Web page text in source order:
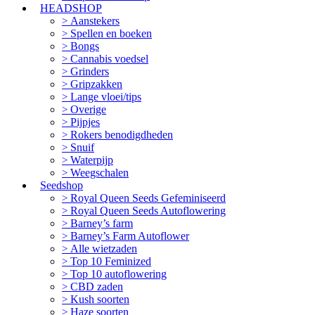
HEADSHOP
Aanstekers
Spellen en boeken
Bongs
Cannabis voedsel
Grinders
Gripzakken
Lange vloei/tips
Overige
Pijpjes
Rokers benodigdheden
Snuif
Waterpijp
Weegschalen
Seedshop
Royal Queen Seeds Gefeminiseerd
Royal Queen Seeds Autoflowering
Barney’s farm
Barney’s Farm Autoflower
Alle wietzaden
Top 10 Feminized
Top 10 autoflowering
CBD zaden
Kush soorten
Haze soorten